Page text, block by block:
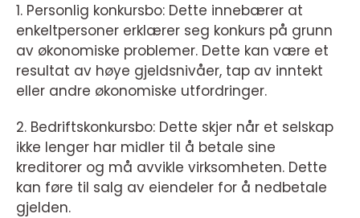
1. Personlig konkursbo: Dette innebærer at
enkeltpersoner erklærer seg konkurs på grunn
av økonomiske problemer. Dette kan være et
resultat av høye gjeldsnivåer, tap av inntekt
eller andre økonomiske utfordringer.
2. Bedriftskonkursbo: Dette skjer når et selskap
ikke lenger har midler til å betale sine
kreditorer og må avvikle virksomheten. Dette
kan føre til salg av eiendeler for å nedbetale
gjelden.